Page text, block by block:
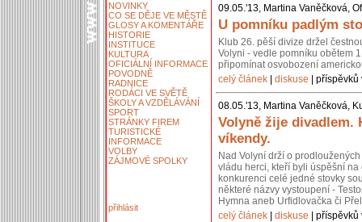
NOVINKY
CO SE DĚJE VE MĚSTĚ
GLOSY A KOMENTÁŘE
HISTORIE
INSTITUCE
KULTURA
OFICIÁLNÍ INFORMACE
POVODNĚ
RADNICE
RODÁCI VE SVĚTĚ
ŠKOLY A VZDĚLÁVÁNÍ
SPORT
STRÁNKY FIREM
TURISTICKÉ
INFORMACE
VOLBY
ZÁJMOVÉ SPOLKY
přihlásit
09.05.'13, Martina Vaněčková,
U pomníku padlým
Klub 26. pěší divize držel
Volyni - vedle pomníku obětem
připomínat osvobození
celý článek
diskuse |
08.05.'13, Martina Vaněčková,
Volyně žije divadlem.
víkendy.
Nad Volyní drží o
vládu herci, kteří byli úspěšní
konkurenci celé jedné stovky
některé názvy vystoupení -
Hymna aneb Urfidlovačka či
celý článek
diskuse |